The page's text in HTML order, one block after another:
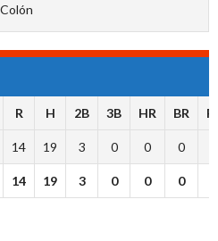
Colón
R H 2B 3B HR BR
14 19 3 0 0 0
14 19 3 0 0 0